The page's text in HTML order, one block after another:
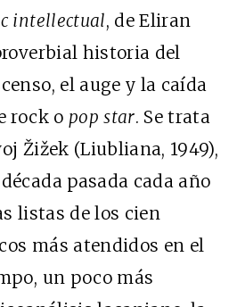
intellectual, de Eliran
historia del
el auge y la caída
rock o pop star. Se trata
Žižek (Liubliana, 1949),
pasada cada año
listas de los cien
más atendidos en el
un poco más